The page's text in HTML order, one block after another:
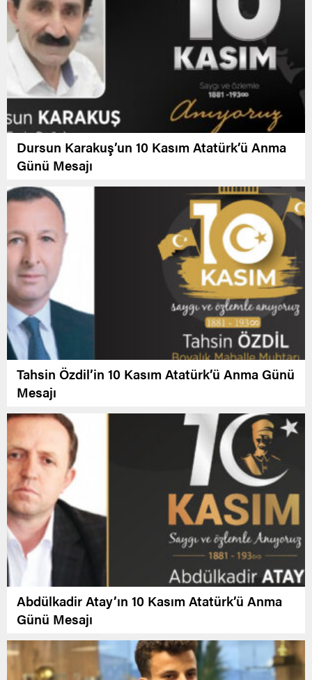
Dursun Karakuş’un 10 Kasım Atatürk’ü Anma
Günü Mesajı
Tahsin Özdil’in 10 Kasım Atatürk’ü Anma Günü
Mesajı
Abdülkadir Atay’ın 10 Kasım Atatürk’ü Anma
Günü Mesajı